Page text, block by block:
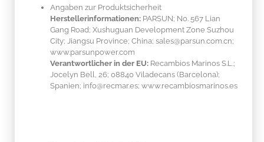
Angaben zur Produktsicherheit
Herstellerinformationen: PARSUN; No. 567 Lian
Gang Road; Xushuguan Development Zone Suzhou
City; Jiangsu Province; China; sales@parsun.com.cn;
www.parsunpower.com
Verantwortlicher in der EU: Recambios Marinos S.L.;
Jocelyn Bell, 26; 08840 Viladecans (Barcelona);
Spanien; info@recmar.es; www.recambiosmarinos.es